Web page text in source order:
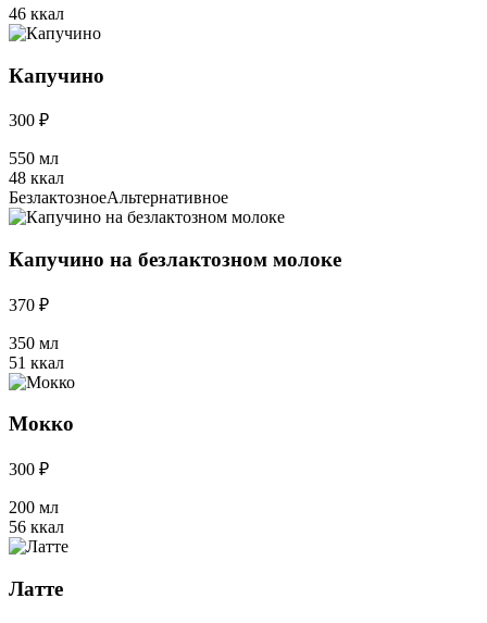
46 ккал
Капучино
300 ₽
550 мл
48 ккал
БезлактозноеАльтернативное
Капучино на безлактозном молоке
370 ₽
350 мл
51 ккал
Мокко
300 ₽
200 мл
56 ккал
Латте